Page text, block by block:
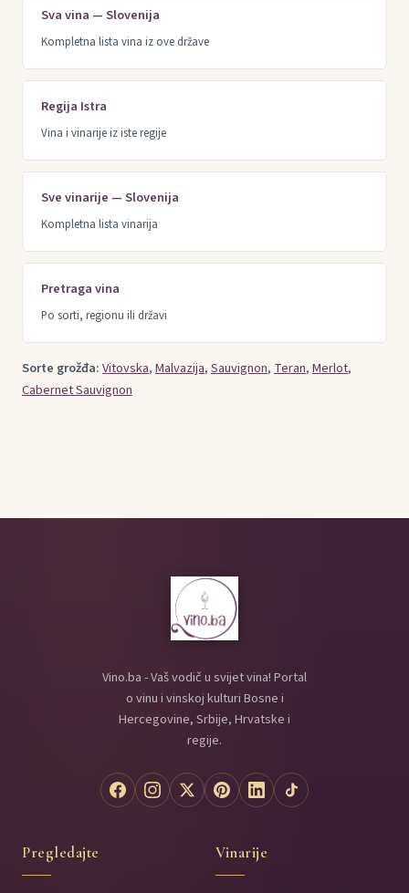
Sva vina — Slovenija
Kompletna lista vina iz ove države
Regija Istra
Vina i vinarije iz iste regije
Sve vinarije — Slovenija
Kompletna lista vinarija
Pretraga vina
Po sorti, regionu ili državi
Sorte grožđa:Vitovska,Malvazija,Sauvignon,Teran,Merlot,
Cabernet Sauvignon
Vino.ba - Vaš vodič u svijet vina! Portal
o vinu i vinskoj kulturi Bosne i
Hercegovine, Srbije, Hrvatske i
regije.
Pregledajte Vinarije